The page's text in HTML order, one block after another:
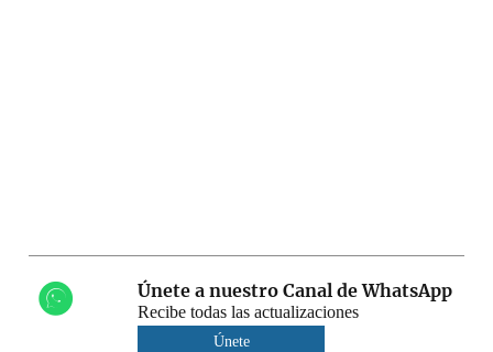
Únete a nuestro Canal de WhatsApp
Recibe todas las actualizaciones
Únete